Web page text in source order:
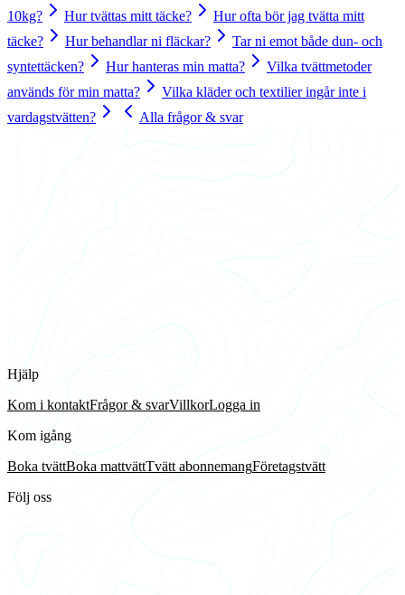
10kg?
Hur tvättas mitt täcke?
Hur ofta bör jag tvätta mitt
täcke?
Hur behandlar ni fläckar?
Tar ni emot både dun- och
syntettäcken?
Hur hanteras min matta?
Vilka tvättmetoder
används för min matta?
Vilka kläder och textilier ingår inte i
vardagstvätten?
Alla frågor & svar
Hjälp
Kom i kontaktFrågor & svarVillkorLogga in
Kom igång
Boka tvättBoka mattvättTvätt abonnemangFöretagstvätt
Följ oss